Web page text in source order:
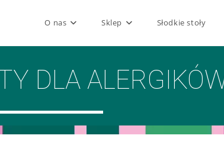
O nas Sklep Słodkie stoły
DLA